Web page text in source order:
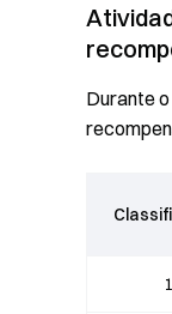
Durante
1